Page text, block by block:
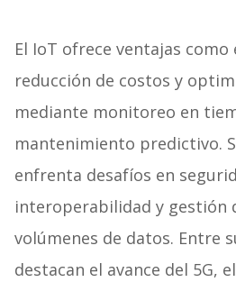
El IoT ofrece ventajas
reducción de costos y
mediante monitoreo en
mantenimiento predictivo.
enfrenta desafíos en
interoperabilidad y gestión
volúmenes de datos. Entre
destacan el avance del 5G,